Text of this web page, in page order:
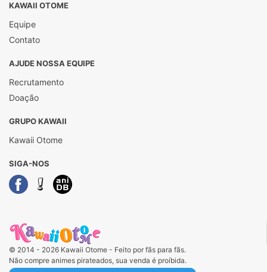
KAWAII OTOME
Equipe
Contato
AJUDE NOSSA EQUIPE
Recrutamento
Doação
GRUPO KAWAII
Kawaii Otome
SIGA-NOS
© 2014 - 2026 Kawaii Otome - Feito por fãs para fãs.
Não compre animes pirateados, sua venda é proíbida.